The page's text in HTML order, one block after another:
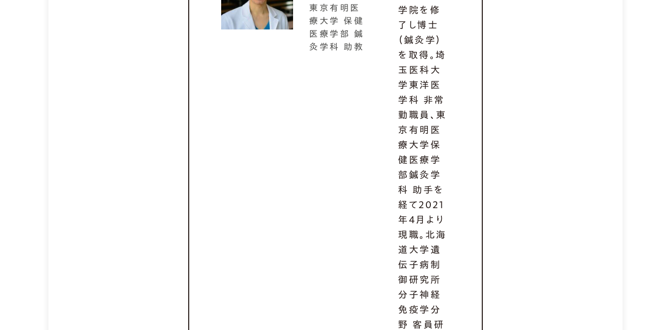
東京有明医
療大学 保健
医療学部 鍼
灸学科 助教
学院を修
了し博士
（鍼灸学）
を取得。埼
玉医科大
学東洋医
学科 非常
勤職員、東
京有明医
療大学保
健医療学
部鍼灸学
科 助手を
経て2021
年4月より
現職。北海
道大学遺
伝子病制
御研究所
分子神経
免疫学分
野 客員研